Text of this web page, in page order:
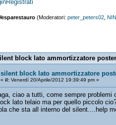
Registrati
(Moderatori: peter_peters02
block lato ammortizzatore
silent block lato ammortizzatore
« il: Venerdì 20/Aprile/2012 19:39:49 pm »
ciao a tutti, come sempre
lato telaio ma per quello piccolo
che sta all interno del silent....help